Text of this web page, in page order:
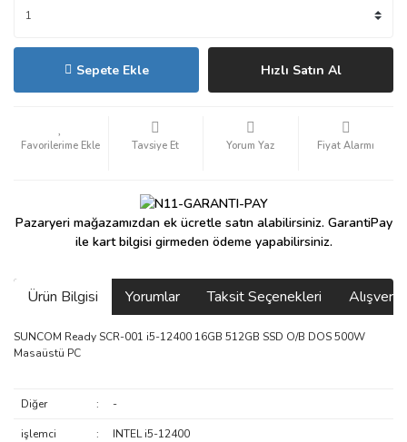
Sepete Ekle Hızlı Satın Al
Tavsiye Et Yorum Yaz Fiyat Alarmı
Pazaryeri mağazamızdan ek ücretle satın alabilirsiniz. GarantiPay
ile kart bilgisi girmeden ödeme yapabilirsiniz.
Ürün Bilgisi Yorumlar Taksit Seçenekleri
SUNCOM Ready SCR-001 i5-12400 16GB 512GB SSD O/B DOS 500W
Masaüstü PC
Diğer : -
işlemci : INTEL i5-12400